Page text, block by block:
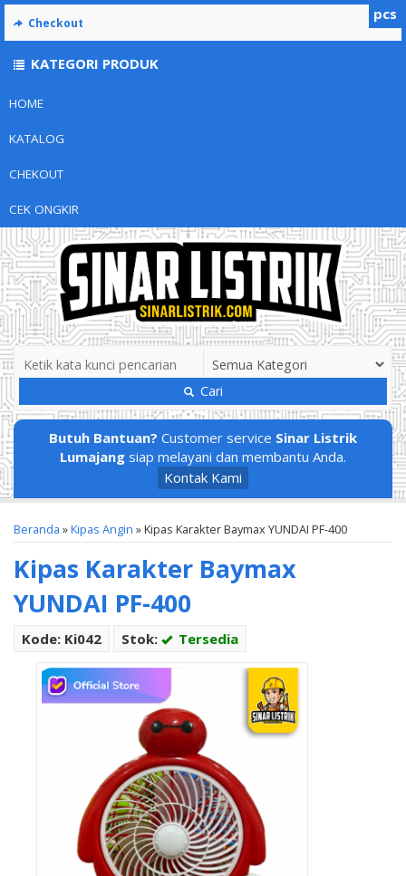
HOME
KATALOG
CHEKOUT
CEK ONGKIR
Cari
Butuh Bantuan? Customer service Sinar Listrik
Lumajang siap melayani dan membantu Anda.
Kontak Kami
Beranda »Kipas Angin »Kipas Karakter Baymax YUNDAI PF-400
Kipas Karakter Baymax
YUNDAI PF-400
Kode: Ki042 Stok: Tersedia
pcs
Checkout
KATEGORI PRODUK